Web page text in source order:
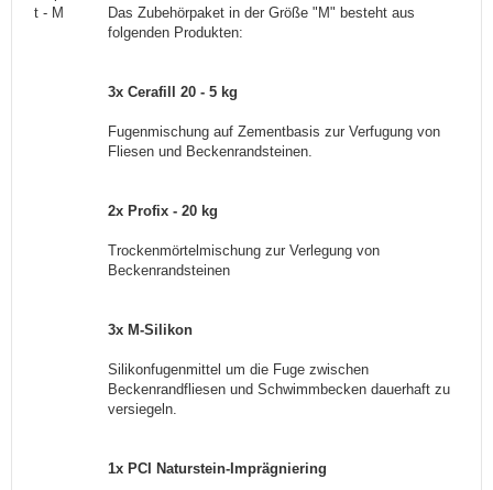
Das Zubehörpaket in der Größe "M" besteht aus
folgenden Produkten:
3x Cerafill 20 - 5 kg
Fugenmischung auf Zementbasis zur Verfugung von
Fliesen und Beckenrandsteinen.
2x Profix - 20 kg
Trockenmörtelmischung zur Verlegung von
Beckenrandsteinen
3x M-Silikon
Silikonfugenmittel um die Fuge zwischen
Beckenrandfliesen und Schwimmbecken dauerhaft zu
versiegeln.
1x PCI Naturstein-Imprägniering